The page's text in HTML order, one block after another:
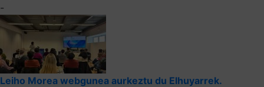
-
Leiho Morea webgunea aurkeztu du Elhuyarrek.